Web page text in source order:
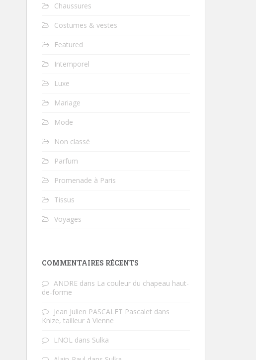
Chaussures
Costumes & vestes
Featured
Intemporel
Luxe
Mariage
Mode
Non classé
Parfum
Promenade à Paris
Tissus
Voyages
COMMENTAIRES RÉCENTS
ANDRE dans La couleur du chapeau haut-
de-forme
Jean Julien PASCALET Pascalet dans
Knize, tailleur à Vienne
LNOL dans Sulka